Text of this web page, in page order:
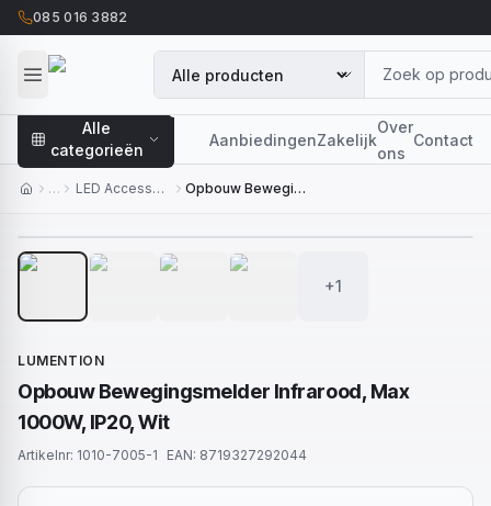
085 016 3882
Alle
categorieën
AanbiedingenZakelijk
Over
ons
Contact
… LED Accessoires
Opbouw Bewegingsmelder Infrarood, Max 1000W, IP20, Wit
+1
LUMENTION
Opbouw Bewegingsmelder Infrarood, Max
1000W, IP20, Wit
Artikelnr: 1010-7005-1 EAN: 8719327292044